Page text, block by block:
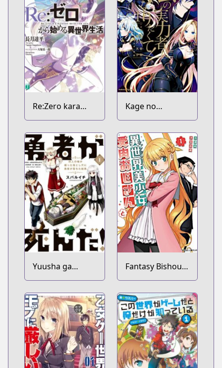
Re:Zero kara
Hajimeru Isekai
Seikatsu
Kage no
Jitsuryokusha ni
Naritakute!
Yuusha ga
Shinda!:
Murabito no Ore
ga Hotta
Otoshiana ni
Yuusha ga
Ochita Kekka.
Fantasy Bishoujo
Juniku Ojisan to